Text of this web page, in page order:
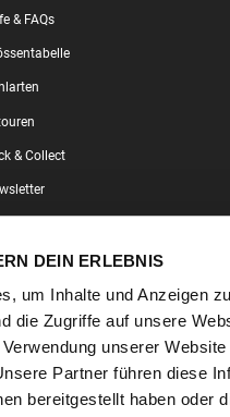
DEIN ERLEBNIS
um Inhalte und Anzeigen
die Zugriffe auf unsere
unserer
Partner führen diese
bereitgestellt haben oder
& FAQs
& Collect